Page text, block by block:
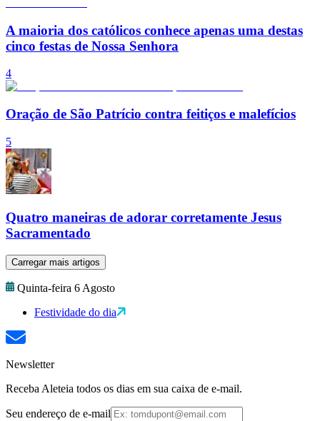
A maioria dos católicos conhece apenas uma destas
cinco festas de Nossa Senhora
4
Oração de São Patrício contra feitiços e malefícios
5
Quatro maneiras de adorar corretamente Jesus
Sacramentado
Carregar mais artigos
Quinta-feira 6 Agosto
Festividade do dia
Newsletter
Receba Aleteia todos os dias em sua caixa de e-mail.
Seu endereço de e-mail